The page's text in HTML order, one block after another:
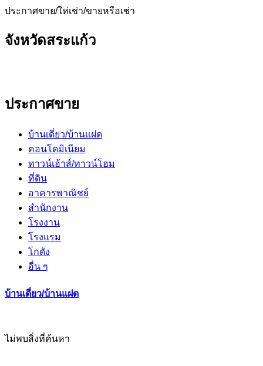
ประกาศขาย/ให่เช่า/ขายหรือเช่า
จังหวัดสระแก้ว
ประกาศขาย
บ้านเดี่ยว/บ้านแฝด
คอนโดมิเนียม
ทาวน์เฮ้าส์/ทาวน์โฮม
ที่ดิน
อาคารพาณิชย์
สำนักงาน
โรงงาน
โรงแรม
โกดัง
อื่น ๆ
บ้านเดี่ยว/บ้านแฝด
ไม่พบสิ่งที่ค้นหา